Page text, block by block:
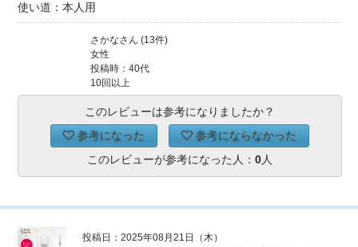
使い道：本人用
さかなさん (13件)
女性
投稿時：40代
10回以上
このレビューは参考になりましたか？
参考になった
参考にならなかった
このレビューが参考になった人： 0人
投稿日：2025年08月21日（木）